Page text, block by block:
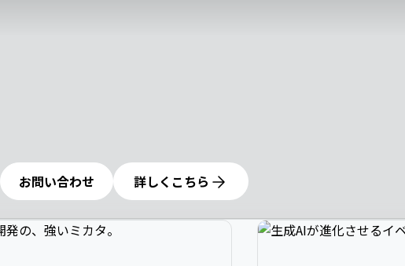
お問い合わせ 詳しくこちら